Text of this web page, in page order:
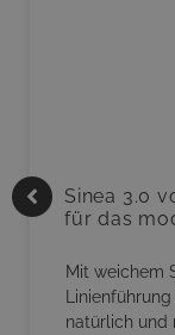
Sinea 3.0
für das
Mit weichem
natürlich und